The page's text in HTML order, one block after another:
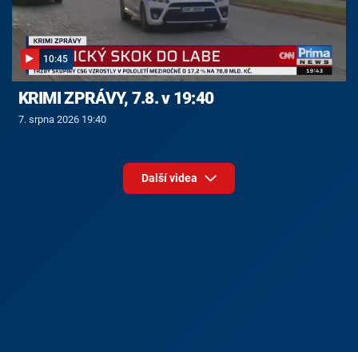
10:45
KRIMI ZPRÁVY, 7.8. v 19:40
7. srpna 2026 19:40
Další videa